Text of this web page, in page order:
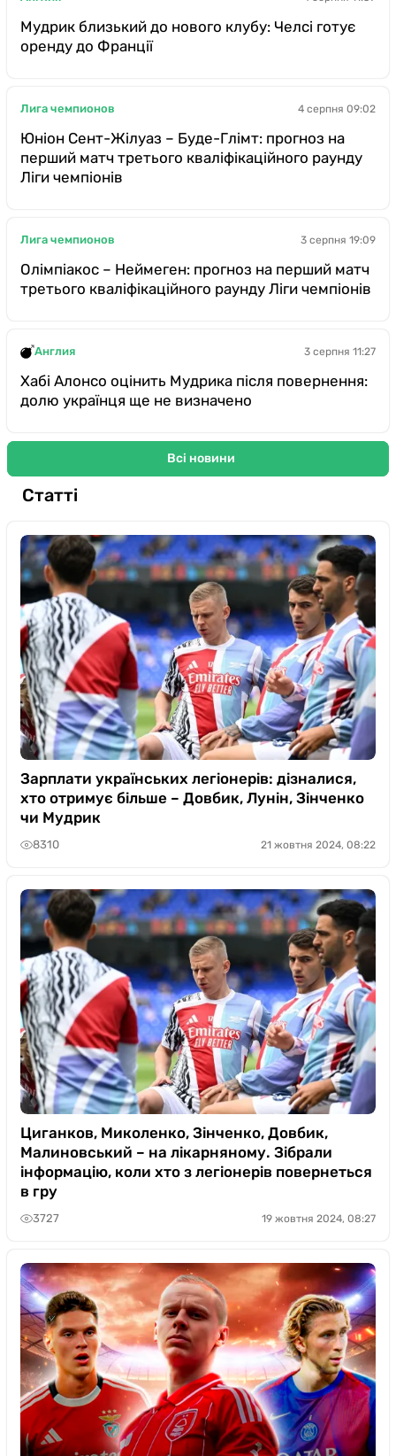
Мудрик близький до нового клубу: Челсі готує
оренду до Франції
Лига чемпионов 4 серпня 09:02
Юніон Сент-Жілуаз – Буде-Глімт: прогноз на
перший матч третього кваліфікаційного раунду
Ліги чемпіонів
Лига чемпионов 3 серпня 19:09
Олімпіакос – Неймеген: прогноз на перший матч
третього кваліфікаційного раунду Ліги чемпіонів
Англия 3 серпня 11:27
Хабі Алонсо оцінить Мудрика після повернення:
долю українця ще не визначено
Всі новини
Статті
Зарплати українських легіонерів: дізналися,
хто отримує більше – Довбик, Лунін, Зінченко
чи Мудрик
8310 21 жовтня 2024, 08:22
Циганков, Миколенко, Зінченко, Довбик,
Малиновський – на лікарняному. Зібрали
інформацію, коли хто з легіонерів повернеться
в гру
3727 19 жовтня 2024, 08:27